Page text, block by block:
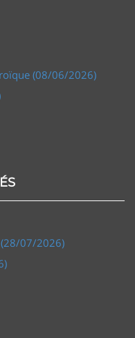
(08/06/2026)
07/2026)